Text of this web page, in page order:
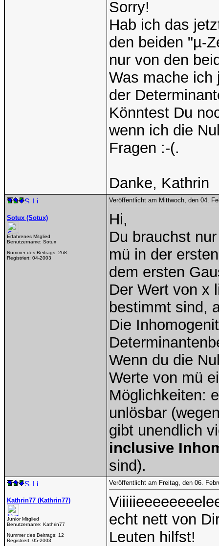
Sorry!
Hab ich das
den beiden "µ-
nur von den
Was mache ich
der
Könntest Du
wenn ich die
Fragen :-(.
Danke, Kathrin
Sotux (Sotux)
Erfahrenes Mitglied
Benutzername: Sotux
Nummer des Beitrags: 268
Registriert: 04-2003
Veröffentlicht am Mittwoch, den 04.
Hi,
Du brauchst
mü in der
dem ersten
Der Wert von x
bestimmt sind,
Die
Wenn du die
Werte von mü
Möglichkeiten:
unlösbar
gibt unendlich
inclusive
sind).
Kathrin77 (Kathrin77)
Junior Mitglied
Benutzername: Kathrin77
Nummer des Beitrags: 12
Registriert: 05-2003
Veröffentlicht am Freitag, den 06.
echt nett von
Leuten hilfst!